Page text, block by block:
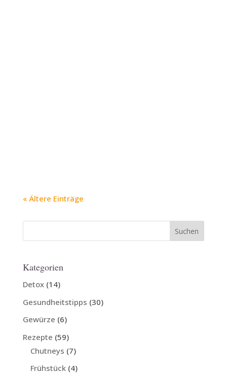
« Ältere Einträge
Kategorien
Detox(14)
Gesundheitstipps (30)
Gewürze (6)
Rezepte (59)
Chutneys (7)
Frühstück(4)